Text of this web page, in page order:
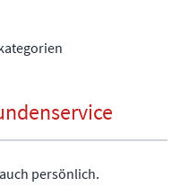
persönlich.